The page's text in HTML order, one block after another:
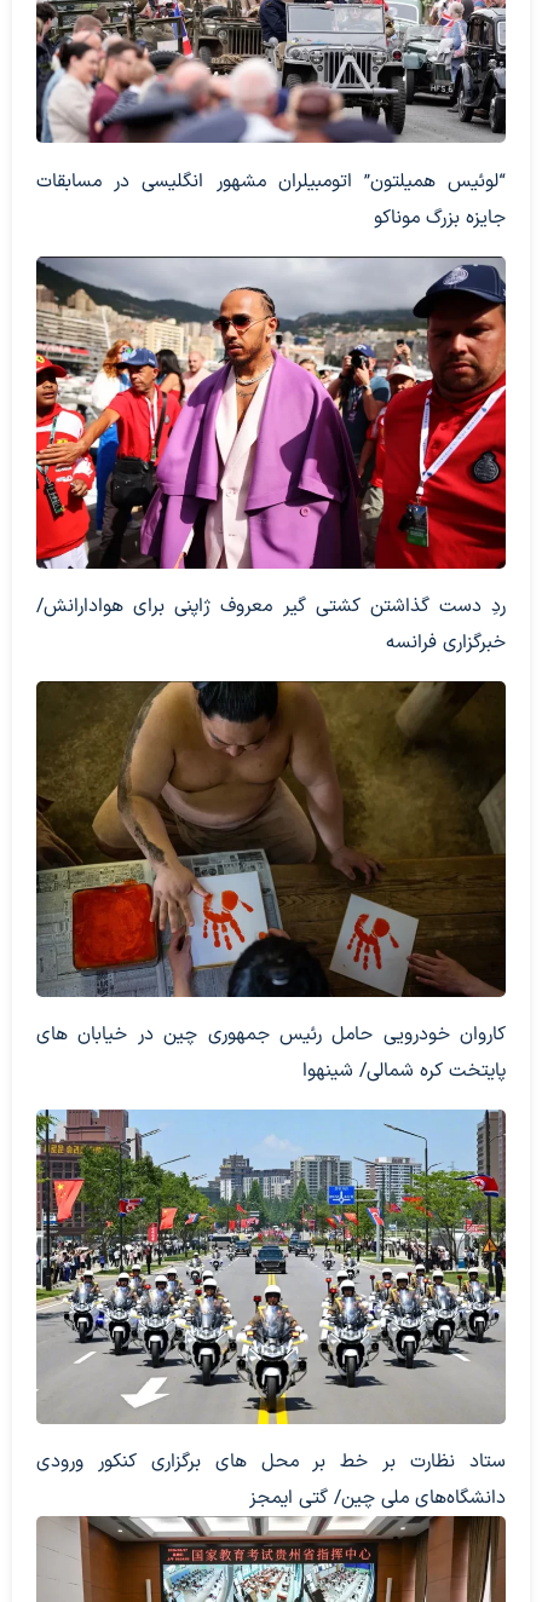
“لوئیس همیلتون” اتومبیلران مشهور انگلیسی در مسابقات
جایزه بزرگ موناکو
ردِ دست گذاشتن کشتی گیر معروف ژاپنی برای هوادارانش/
خبرگزاری فرانسه
کاروان خودرویی حامل رئیس جمهوری چین در خیابان های
پایتخت کره شمالی/ شینهوا
ستاد نظارت بر خط بر محل های برگزاری کنکور ورودی
دانشگاه‌های ملی چین/ گتی ایمجز